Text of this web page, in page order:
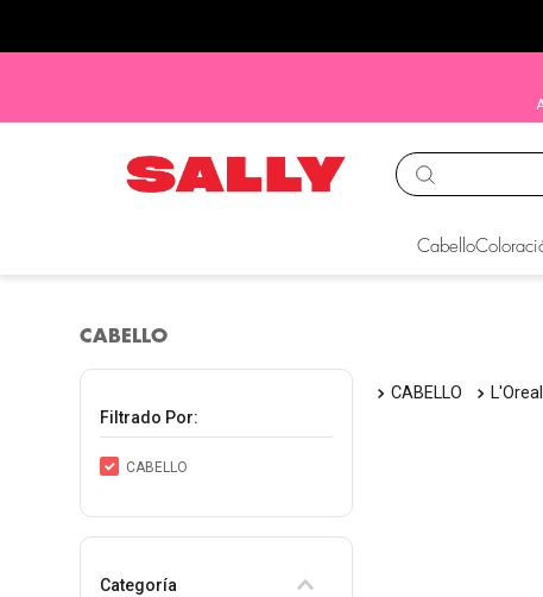
Cabello
CABELLO
Filtrado Por:
CABELLO
Categoría
CABELLO L'Oreal
TÉRMINOS MÁS
ion